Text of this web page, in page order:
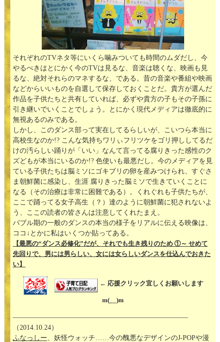
それぞれのTVネタ等にいくら噛みついても時間のムダだし、今
やるべきはとにかく今のTVは見るな、音楽は聴くな、映画も見
るな、絶対それらのマネするな、である。昔の音楽や番組や映画
などからいいものを自選して保存しておくことだ。貴方が選んだ
作品を子供たちと共有していれば、必ずや貴方の子もその子孫に
引き継いでいくことでしょう。とにかく現代メディアは徹底的に
無視あるのみである。
しかし、このダンス部って実在してるらしいが、こいつら本当に
高校生なのか!? こんな気持ちワリぃフリツケをゴリ押ししてるだ
けの汚らしい踊りが「いい」なんて言ってる腐りきった感性のク
ズどもが本当にいるのか!? 色使いも最悪だし。今のメディアを見
ている子供たちは脳ミソにゴキブリの卵を産みつけられ、すぐさ
ま朝鮮菌に感染し、生涯 腐りきった脳ミソで生きていくことに
なる（その治療は非常に困難である）。くれぐれも子供たちが、
ここで踊ってる女子高生（？）達のように朝鮮菌に犯されないよ
う、ここの読者の皆さんは注意してくれたまえ。
バブル期の一般のダンスの本当の様子をリアルに伝える映像は、
ココ↓とかに私はいくつか貼ってある。
【最悪の“ダンス必修化”だが、それでも生き残りのため ①～ せめて
先回りで、男には男らしい、女には女らしいダンスを仕込んでおきた
い】
← 応援クリック宜しくお願いします
m(__)m
—————————————————————————–
（2014.10.24）
ふなっしー、妖怪ウォッチ……今の醜悪なデザインのJ-POPや漫